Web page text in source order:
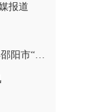
报道
专题丨“早安隆回·相见村晚”2025年邵阳市“我们的节日·春节”村晚示范展示活动